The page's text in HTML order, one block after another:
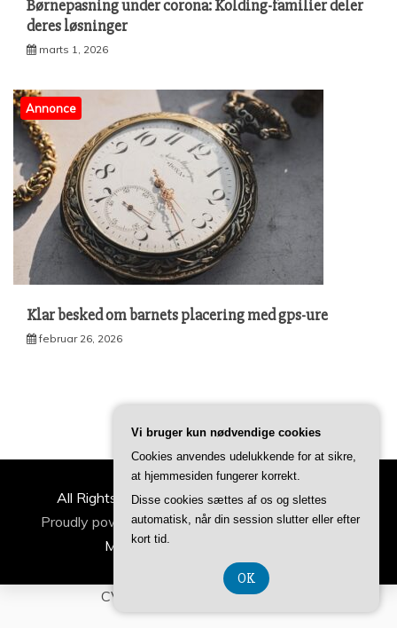
Børnepasning under corona: Kolding-familier deler
deres løsninger
marts 1, 2026
Annonce
Klar besked om barnets placering med gps-ure
februar 26, 2026
All Rights Reserved 2022 | ideertilfamilien.dk
Proudly powered by WordPress|Theme: Refined
Magazine by
CVR-Nummer DK-374 077 39
Vi bruger kun nødvendige cookies
Cookies anvendes udelukkende for at sikre,
at hjemmesiden fungerer korrekt.
Disse cookies sættes af os og slettes
automatisk, når din session slutter eller efter
kort tid.
OK